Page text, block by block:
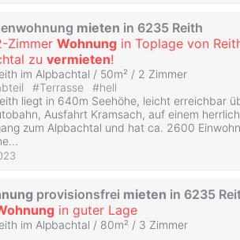
mieten in 6235 Reith
Zimmer Wohnung in Toplage von
zu vermieten!
im Alpbachtal / 50m² / 2 Zimmer
#Terrasse #hell
liegt in 640m Seehöhe, leicht erreichbar
Ausfahrt Kramsach, auf einem
zum Alpbachtal und hat ca. 2600
provisionsfrei mieten in 6235
in guter Lage
im Alpbachtal / 80m² / 3 Zimmer